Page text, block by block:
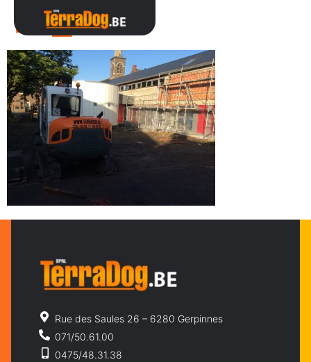
IMG_0219
Rue des Saules 26 – 6280 Gerpinnes
071/50.61.00
0475/48.31.38